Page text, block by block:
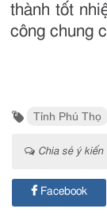
thành tốt
công chung
Tỉnh Phú Thọ
Chia sẻ ý kiến
Facebook